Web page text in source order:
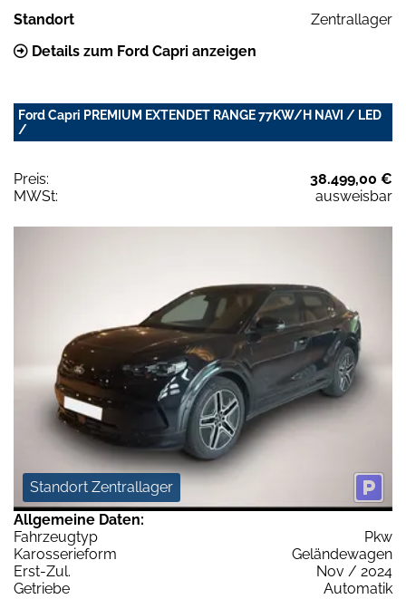
Standort
Zentrallager
Details zum Ford Capri anzeigen
Ford Capri PREMIUM EXTENDET RANGE 77KW/H NAVI / LED
/
Preis:
38.499,00 €
MWSt:
ausweisbar
Standort Zentrallager
Allgemeine Daten:
Fahrzeugtyp
Pkw
Karosserieform
Geländewagen
Erst-Zul.
Nov / 2024
Getriebe
Automatik